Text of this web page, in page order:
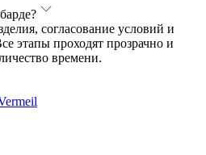
согласование условий и
этапы проходят прозрачно и
времени.